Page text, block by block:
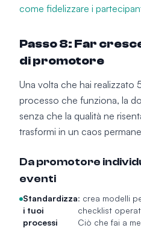
come fidelizzare i
Passo 8: Far
di promotore
Una volta che hai realizzato
processo che funziona, la
senza che la qualità ne
trasformi in un caos
Da promotore
eventi
Standardizza
i tuoi
processi
: crea modelli
checklist
Ciò che fai a